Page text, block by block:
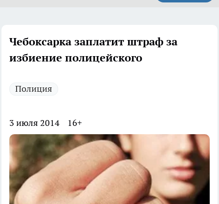
Чебоксарка заплатит штраф за
избиение полицейского
Полиция
3 июля 2014 16+